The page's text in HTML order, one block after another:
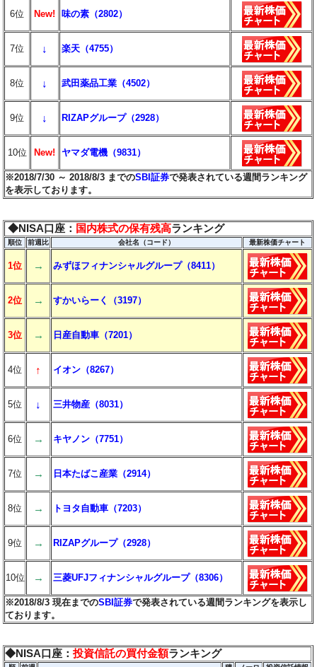
6位 New! 味の素（2802）
7位 ↓ 楽天（4755）
8位 ↓ 武田薬品工業（4502）
9位 ↓ RIZAPグループ（2928）
10位 New! ヤマダ電機（9831）
※2018/7/30 ～ 2018/8/3 までのSBI証券で発表されている週間ランキング
を表示しております。
◆NISA口座： 国内株式の保有残高ランキング
順位 前週比 会社名（コード） 最新株価チャート
1位 → みずほフィナンシャルグループ（8411）
2位 → すかいらーく（3197）
3位 → 日産自動車（7201）
4位 ↑ イオン（8267）
5位 ↓ 三井物産（8031）
6位 → キヤノン（7751）
7位 → 日本たばこ産業（2914）
8位 → トヨタ自動車（7203）
9位 → RIZAPグループ（2928）
10位 → 三菱UFJフィナンシャルグループ（8306）
※2018/8/3 現在までのSBI証券で発表されている週間ランキングを表示し
ております。
◆NISA口座：投資信託の買付金額ランキング